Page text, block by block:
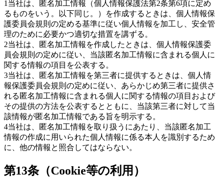
1 当社は、匿名加工情報（個人情報保護法第2条第6項に定め
るものをいう。以下同じ。）を作成するときは、個人情報保
護委員会規則の定める基準に従い個人情報を加工し、安全管
理のために必要かつ適切な措置を講ずる。
2当社は、匿名加工情報を作成したときは、個人情報保護委
員会規則の定めに従い、当該匿名加工情報に含まれる個人に
関する情報の項目を公表する。
3当社は、匿名加工情報を第三者に提供するときは、個人情
報保護委員会規則の定めに従い、あらかじめ第三者に提供さ
れる匿名加工情報に含まれる個人に関する情報の項目および
その提供の方法を公表するとともに、当該第三者に対して当
該情報が匿名加工情報である旨を明示する。
4当社は、匿名加工情報を取り扱うにあたり、当該匿名加工
情報の作成に用いられた個人情報に係る本人を識別するため
に、他の情報と照合してはならない。
第13条（Cookie等の利用）